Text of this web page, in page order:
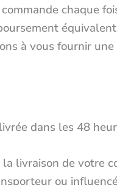
chaque
à vous fournir
dans les 48
livraison de votre
ou